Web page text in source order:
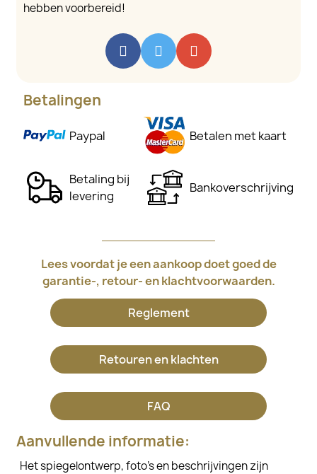
hebben voorbereid!
Betalingen
Paypal Betalen met kaart
Betaling bij
levering
Bankoverschrijving
Lees voordat je een aankoop doet goed de
garantie-, retour- en klachtvoorwaarden.
Reglement
Retouren en klachten
FAQ
Aanvullende informatie:
Het spiegelontwerp, foto's en beschrijvingen zijn